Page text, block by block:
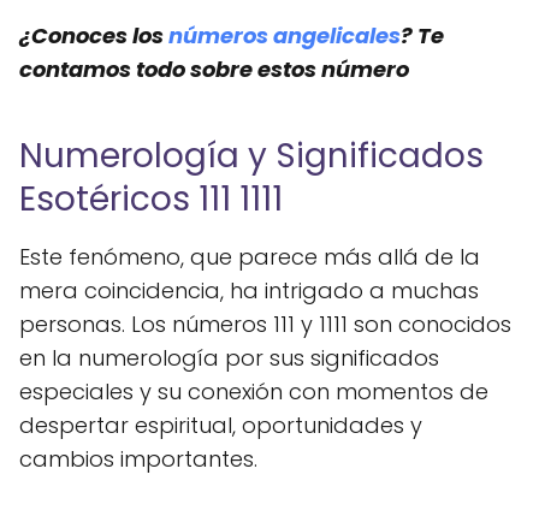
¿Conoces losnúmeros angelicales? Te
contamos todo sobre estos número
Numerología y Significados
Esotéricos 111 1111
Este fenómeno, que parece más allá de la
mera coincidencia, ha intrigado a muchas
personas. Los números 111 y 1111 son conocidos
en la numerología por sus significados
especiales y su conexión con momentos de
despertar espiritual, oportunidades y
cambios importantes.